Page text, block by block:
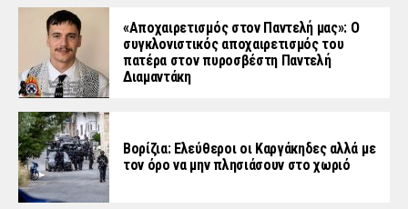
«Aποχαιρετισμός στον Παντελή μας»: Ο
συγκλονιστικός αποχαιρετισμός του
πατέρα στον πυροσβέστη Παντελή
Διαμαντάκη
Βορίζια: Ελεύθεροι οι Καργάκηδες αλλά με
τον όρο να μην πλησιάσουν στο χωριό